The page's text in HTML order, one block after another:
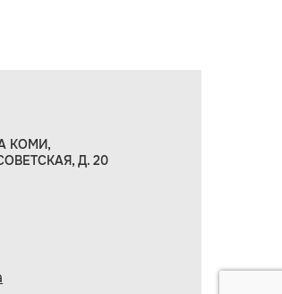
КОМИ,
Д. 20